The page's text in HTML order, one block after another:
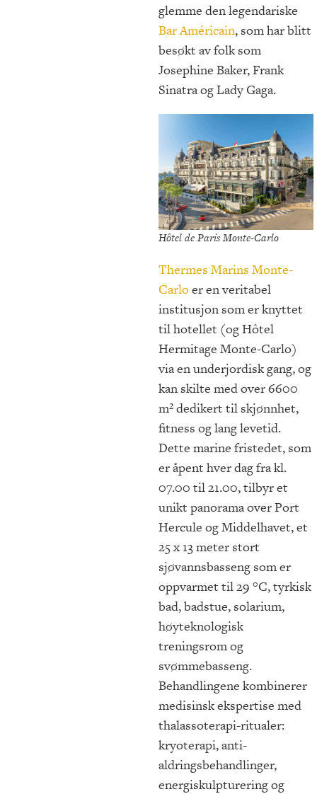
glemme den legendariske
Bar Américain, som har blitt
besøkt av folk som
Josephine Baker, Frank
Sinatra og Lady Gaga.
Hôtel de Paris Monte-Carlo
Thermes Marins Monte-
Carloer en veritabel
institusjon som er knyttet
til hotellet (og Hôtel
Hermitage Monte-Carlo)
via en underjordisk gang, og
kan skilte med over 6600
m² dedikert til skjønnhet,
fitness og lang levetid.
Dette marine fristedet, som
er åpent hver dag fra kl.
07.00 til 21.00, tilbyr et
unikt panorama over Port
Hercule og Middelhavet, et
25 x 13 meter stort
sjøvannsbasseng som er
oppvarmet til 29 °C, tyrkisk
bad, badstue, solarium,
høyteknologisk
treningsrom og
svømmebasseng.
Behandlingene kombinerer
medisinsk ekspertise med
thalassoterapi-ritualer:
kryoterapi, anti-
aldringsbehandlinger,
energiskulpturering og